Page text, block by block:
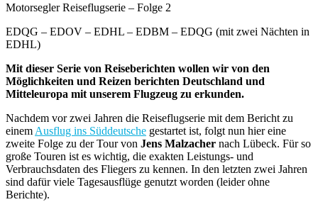
Motorsegler Reiseflugserie – Folge 2
EDQG – EDOV – EDHL – EDBM – EDQG (mit zwei Nächten in
EDHL)
Mit dieser Serie von Reiseberichten wollen wir von den
Möglichkeiten und Reizen berichten Deutschland und
Mitteleuropa mit unserem Flugzeug zu erkunden.
Nachdem vor zwei Jahren die Reiseflugserie mit dem Bericht zu
einem Ausflug ins Süddeutsche gestartet ist, folgt nun hier eine
zweite Folge zu der Tour von Jens Malzacher nach Lübeck. Für so
große Touren ist es wichtig, die exakten Leistungs- und
Verbrauchsdaten des Fliegers zu kennen. In den letzten zwei Jahren
sind dafür viele Tagesausflüge genutzt worden (leider ohne
Berichte).